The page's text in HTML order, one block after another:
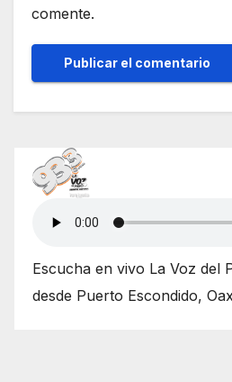
comente.
Escucha en vivo La Voz del
desde Puerto Escondido,